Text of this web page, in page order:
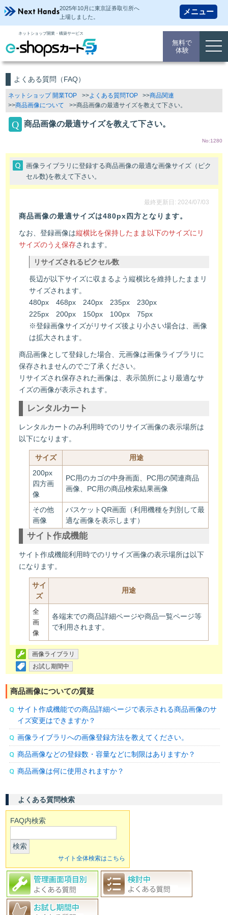
2025年10月に東京証券取引所へ
上場しました。
ネットショップ開業・構築サービス
無料で
体験
よくある質問（FAQ）
ネットショップ 開業TOP よくある質問TOP
商品関連
商品画像について
商品画像の最適サイズを教えて下さい。
商品画像の最適サイズを教えて下さい。
No:1280
画像ライブラリに登録する商品画像の最適な画像サイズ（ピク
セル数)を教えて下さい。
最終更新日: 2024/07/03
商品画像の最適サイズは480px四方となります。
なお、登録画像は縦横比を保持したまま以下のサイズにリ
サイズのうえ保存されます。
リサイズされるピクセル数
長辺が以下サイズに収まるよう縦横比を維持したままリ
サイズされます。
480px 468px 240px 235px 230px
225px 200px 150px 100px 75px
※登録画像サイズがリサイズ後より小さい場合は、画像
は拡大されます。
商品画像として登録した場合、元画像は画像ライブラリに
保存されませんのでご了承ください。
リサイズされ保存された画像は、表示箇所により最適なサ
イズの画像が表示されます。
レンタルカート
レンタルカートのみ利用時でのリサイズ画像の表示場所は
以下になります。
サイズ
用途
200px
四方画
像
PC用のカゴの中身画面、PC用の関連商品
画像、PC用の商品検索結果画像
その他
画像
バスケットQR画面（利用機種を判別して最
適な画像を表示します）
サイト作成機能
サイト作成機能利用時でのリサイズ画像の表示場所は以下
になります。
サイ
ズ
用途
全
画
像
各端末での商品詳細ページや商品一覧ページ等
で利用されます。
画像ライブラリ
お試し期間中
商品画像についての質疑
サイト作成機能での商品詳細ページで表示される商品画像のサ
イズ変更はできますか？
画像ライブラリへの画像登録方法を教えてください。
商品画像などの登録数・容量などに制限はありますか？
商品画像は何に使用されますか？
よくある質問検索
FAQ内検索
検索
サイト全体検索はこちら